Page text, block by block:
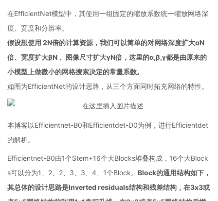
在EfficientNet模型中，其使用一组固定的缩放系数统一缩放网络深
度、宽度和分辨率。
假设想使用 2N倍的计算资源，我们可以简单的对网络深度扩大αN
倍、宽度扩大βN 、图像尺寸扩大γN倍，这里的α,β,γ都是由原来的
小模型上做微小的网格搜索决定的常量系数。
如图为EfficientNet的设计思路，从三个方面同时拓充网络的特性。
本博客以Efficientnet-B0和Efficientdet-D0为例，进行Efficientdet
的解析。
Efficientnet-B0由1个Stem+16个大Blocks堆叠构成，16个大Block
s可以分为1、2、2、3、3、4、1个Block。 Block的通用结构如下，
其总体的设计思路是Inverted residuals结构和残差结构，在3x3或